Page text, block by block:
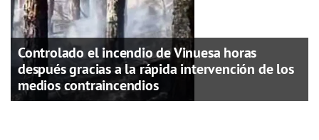
Controlado el incendio de Vinuesa horas
después gracias a la rápida intervención de los
medios contraincendios